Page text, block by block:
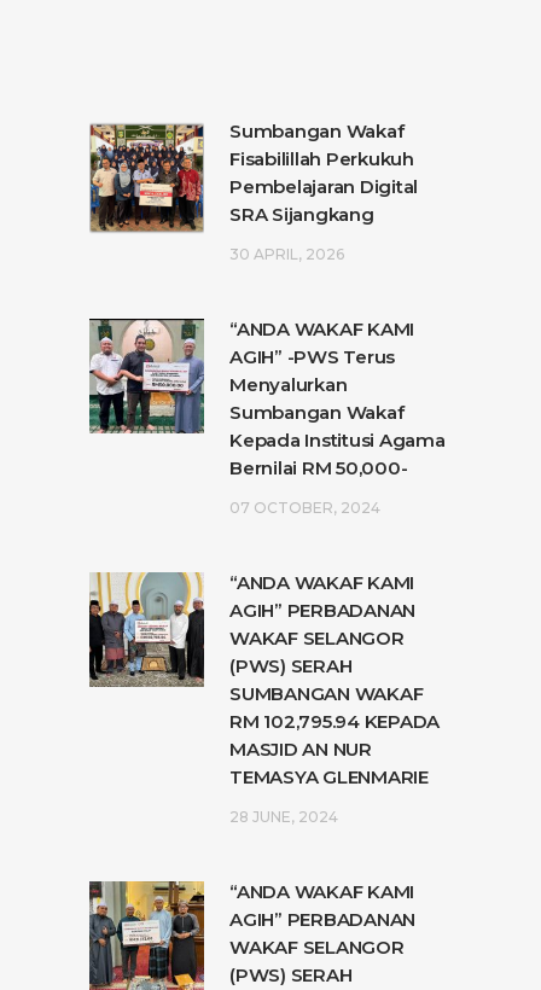
Sumbangan Wakaf
Fisabilillah Perkukuh
Pembelajaran Digital
SRA Sijangkang
30 APRIL, 2026
“ANDA WAKAF KAMI
AGIH” -PWS Terus
Menyalurkan
Sumbangan Wakaf
Kepada Institusi Agama
Bernilai RM 50,000-
07 OCTOBER, 2024
“ANDA WAKAF KAMI
AGIH” PERBADANAN
WAKAF SELANGOR
(PWS) SERAH
SUMBANGAN WAKAF
RM 102,795.94 KEPADA
MASJID AN NUR
TEMASYA GLENMARIE
28 JUNE, 2024
“ANDA WAKAF KAMI
AGIH” PERBADANAN
WAKAF SELANGOR
(PWS) SERAH